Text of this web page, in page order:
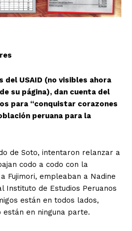
del USAID (no visibles ahora
su página), dan cuenta del
para “conquistar corazones
peruana para la
de Soto, intentaron relanzar a
codo a codo con la
Fujimori, empleaban a Nadine
Instituto de Estudios Peruanos
están en todos lados,
están en ninguna parte.